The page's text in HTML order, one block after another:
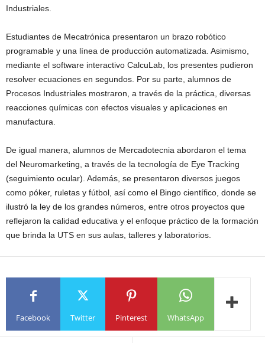
Industriales.
Estudiantes de Mecatrónica presentaron un brazo robótico
programable y una línea de producción automatizada. Asimismo,
mediante el software interactivo CalcuLab, los presentes pudieron
resolver ecuaciones en segundos. Por su parte, alumnos de
Procesos Industriales mostraron, a través de la práctica, diversas
reacciones químicas con efectos visuales y aplicaciones en
manufactura.
De igual manera, alumnos de Mercadotecnia abordaron el tema
del Neuromarketing, a través de la tecnología de Eye Tracking
(seguimiento ocular). Además, se presentaron diversos juegos
como póker, ruletas y fútbol, así como el Bingo científico, donde se
ilustró la ley de los grandes números, entre otros proyectos que
reflejaron la calidad educativa y el enfoque práctico de la formación
que brinda la UTS en sus aulas, talleres y laboratorios.
Facebook Twitter Pinterest WhatsApp